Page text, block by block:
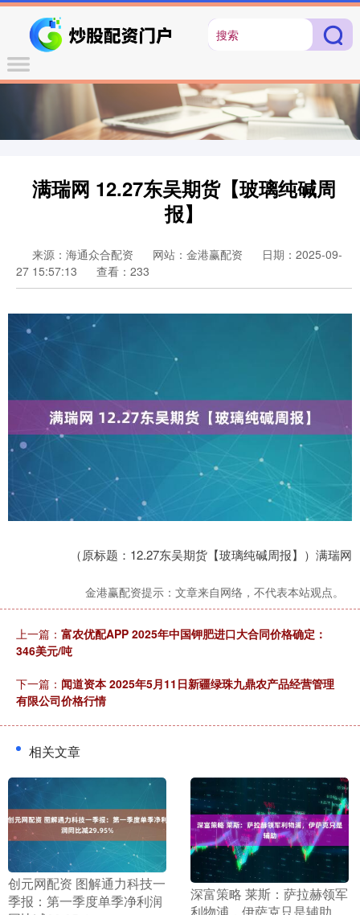
满瑞网 12.27东吴期货【玻璃纯碱周
报】
来源：海通众合配资 网站：金港赢配资
日期：2025-09-
27 15:57:13
查看：233
（原标题：12.27东吴期货【玻璃纯碱周报】）满瑞网
金港赢配资提示：文章来自网络，不代表本站观点。
上一篇： 富农优配APP 2025年中国钾肥进口大合同价格确定：
346美元/吨
下一篇： 闻道资本 2025年5月11日新疆绿珠九鼎农产品经营管理
有限公司价格行情
相关文章
​创元网配资 图解通力科技一
季报：第一季度单季净利润
​深富策略 莱斯：萨拉赫领军